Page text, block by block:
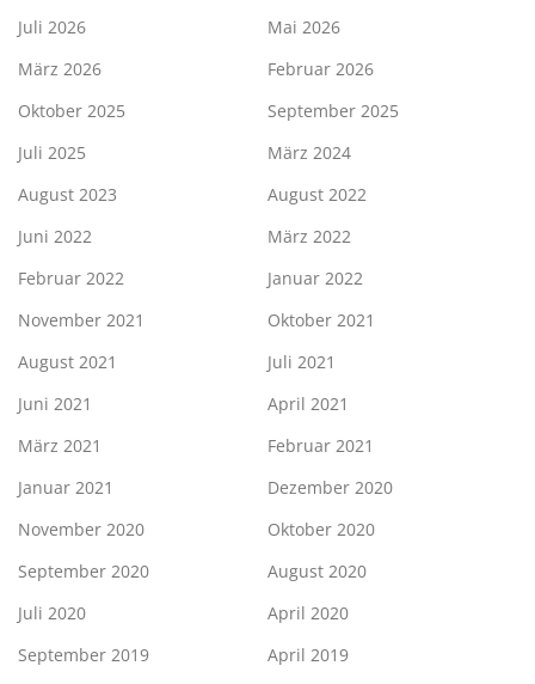
Juli 2026
Mai 2026
März 2026
Februar 2026
Oktober 2025
September 2025
Juli 2025
März 2024
August 2023
August 2022
Juni 2022
März 2022
Februar 2022
Januar 2022
November 2021
Oktober 2021
August 2021
Juli 2021
Juni 2021
April 2021
März 2021
Februar 2021
Januar 2021
Dezember 2020
November 2020
Oktober 2020
September 2020
August 2020
Juli 2020
April 2020
September 2019
April 2019